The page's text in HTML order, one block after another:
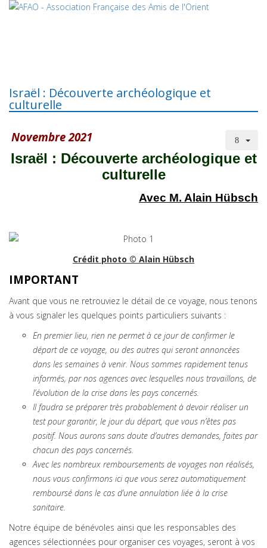
Israël : Découverte archéologique et
culturelle
Novembre 2021
Israël : Découverte archéologique et
culturelle
Avec M. Alain Hübsch
Crédit photo © Alain Hübsch
IMPORTANT
Avant que vous ne retrouviez le détail de ce voyage, nous tenons
à vous signaler les quelques points particuliers suivants :
En premier lieu, rien ne permet à ce jour de confirmer le
départ de ce voyage, ou des autres qui seront annoncées
dans les semaines à venir. Nous sommes rapidement tenus
informés, par nos agences avec lesquelles nous travaillons, de
l’évolution de la crise dans les pays concernés.
Il faudra se préparer très probablement à devoir réaliser un
test pour garantir, le jour du départ, que vous n’êtes pas
positif. Nous aurons sans doute d’autres demandes, faites par
chacun des pays concernés.
Avec les nombreux remboursements de voyages non réalisés,
nous vous confirmons ici que vous serez automatiquement
remboursé dans le cas d’une annulation liée à la crise
sanitaire.
Notre équipe de bénévoles ainsi que les responsables des
agences sélectionnées pour organiser ces voyages, seront à vos